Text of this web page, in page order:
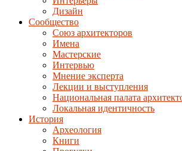
Дизайн
Сообщество
Союз архитекторов
Имена
Мастерские
Интервью
Мнение эксперта
Лекции и выступления
Национальная палата
Локальная идентичность
История
Археология
Книги